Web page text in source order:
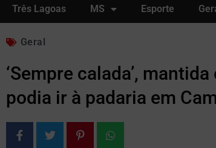
Três Lagoas MS Esporte
Geral
‘Sempre calada’,
podia ir à padaria em